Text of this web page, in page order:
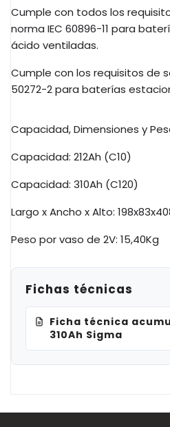
Cumple con todos los
norma IEC 60896-11 para
ácido ventiladas.
Cumple con los requisitos de
50272-2 para baterías
Capacidad, Dimensiones y
Capacidad: 212Ah (C10)
Capacidad: 310Ah (C120)
Largo x Ancho x Alto:
Peso por vaso de 2V: 15,40Kg
Fichas técnicas
Ficha técnica
310Ah Sigma